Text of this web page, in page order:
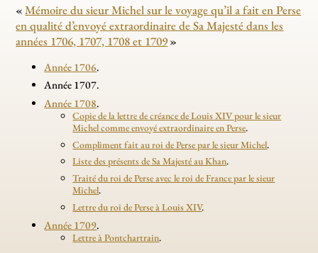
«Mémoire du sieur Michel sur le voyage qu’il a fait en Perse
en qualité d’envoyé extraordinaire de Sa Majesté dans les
années 1706, 1707, 1708 et 1709»
Année 1706.
Année 1707.
Année 1708.
Copie de la lettre de créance de Louis XIV pour le sieur
Michel comme envoyé extraordinaire en Perse.
Compliment fait au roi de Perse par le sieur Michel.
Liste des présents de Sa Majesté au Khan.
Traité du roi de Perse avec le roi de France par le sieur
Michel.
Lettre du roi de Perse à Louis XIV.
Année 1709.
Lettre à Pontchartrain.